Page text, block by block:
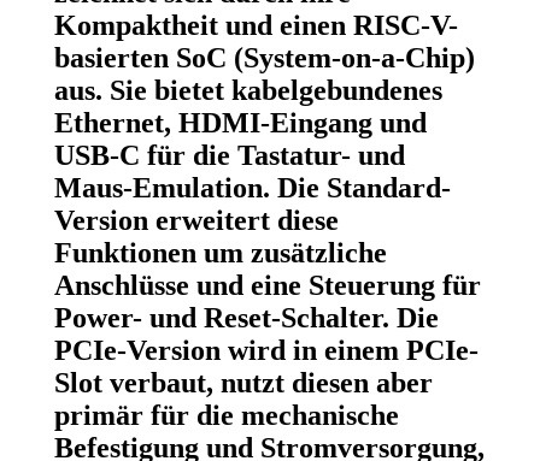
Kompaktheit und einen RISC-V-
basierten SoC (System-on-a-Chip)
aus. Sie bietet kabelgebundenes
Ethernet, HDMI-Eingang und
USB-C für die Tastatur- und
Maus-Emulation. Die Standard-
Version erweitert diese
Funktionen um zusätzliche
Anschlüsse und eine Steuerung für
Power- und Reset-Schalter. Die
PCIe-Version wird in einem PCIe-
Slot verbaut, nutzt diesen aber
primär für die mechanische
Befestigung und Stromversorgung,